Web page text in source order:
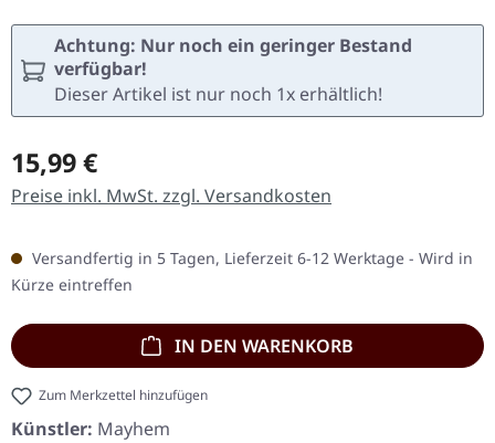
Achtung: Nur noch ein geringer Bestand
verfügbar!
Dieser Artikel ist nur noch 1x erhältlich!
Regulärer Preis:
15,99 €
Preise inkl. MwSt. zzgl. Versandkosten
Versandfertig in 5 Tagen, Lieferzeit 6-12 Werktage - Wird in
Kürze eintreffen
IN DEN WARENKORB
Zum Merkzettel hinzufügen
Künstler: Mayhem